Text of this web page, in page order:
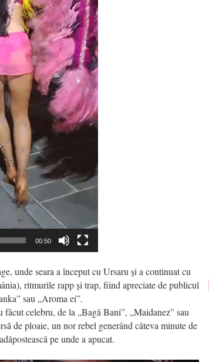
00:50
unde seara a început cu Ursaru și a continuat cu
ritmurile rapp și trap, fiind apreciate de publicul
sau „Aroma ei”.
celebru, de la „Bagă Bani”, „Maidanez” sau
de ploaie, un nor rebel generând câteva minute de
pe unde a apucat.